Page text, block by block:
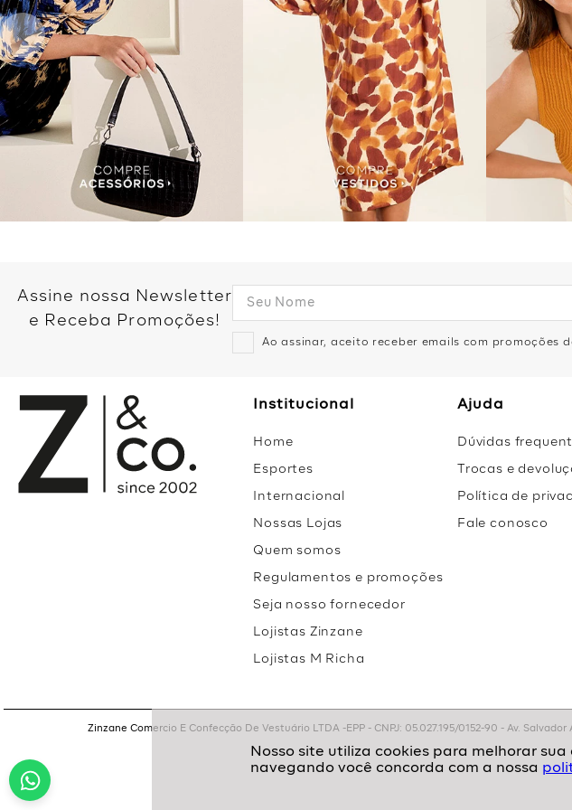
Assine nossa Newsletter
e Receba Promoções!
Ao assinar, aceito receber emails com promoções
Institucional
Home
Esportes
Internacional
Nossas Lojas
Quem somos
Regulamentos e promoções
Seja nosso fornecedor
Lojistas Zinzane
Lojistas M Richa
Ajuda
Dúvidas
Trocas e
Política de
Fale conosco
Zinzane Comercio E Confecção De Vestuário LTDA -EPP - CNPJ: 05.027.195/0152-90 - Av.